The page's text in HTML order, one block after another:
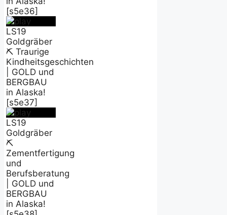
[s5e36]
LS19
Goldgräber
⛏️ Traurige
Kindheitsgeschichten
| GOLD und
BERGBAU
in Alaska!
[s5e37]
LS19
Goldgräber
⛏️
Zementfertigung
und
Berufsberatung
| GOLD und
BERGBAU
in Alaska!